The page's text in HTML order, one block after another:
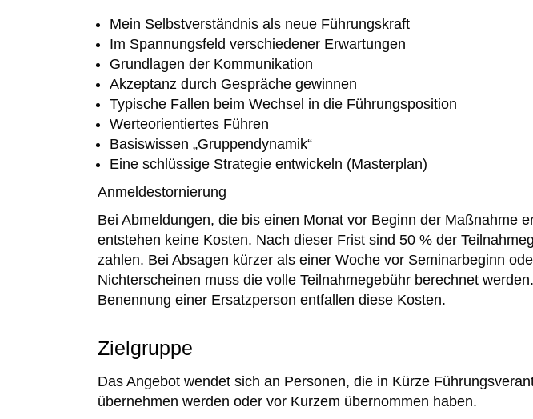
Mein Selbstverständnis als neue Führungskraft
Im Spannungsfeld verschiedener Erwartungen
Grundlagen der Kommunikation
Akzeptanz durch Gespräche gewinnen
Typische Fallen beim Wechsel in die Führungsposition
Werteorientiertes Führen
Basiswissen „Gruppendynamik“
Eine schlüssige Strategie entwickeln (Masterplan)
Anmeldestornierung
Bei Abmeldungen, die bis einen Monat vor Beginn der Maßnahme
entstehen keine Kosten. Nach dieser Frist sind 50 % der
zahlen. Bei Absagen kürzer als einer Woche vor Seminarbeginn
Nichterscheinen muss die volle Teilnahmegebühr berechnet
Benennung einer Ersatzperson entfallen diese Kosten.
Zielgruppe
Das Angebot wendet sich an Personen, die in Kürze
übernehmen werden oder vor Kurzem übernommen haben.